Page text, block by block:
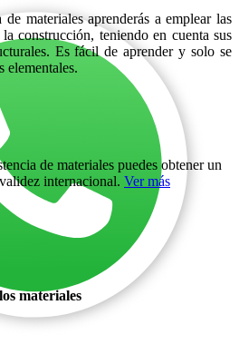
materiales aprenderás a emplear las
construcción, teniendo en cuenta sus
Es fácil de aprender y solo se
elementales.
de materiales puedes obtener un
internacional. Ver más
materiales